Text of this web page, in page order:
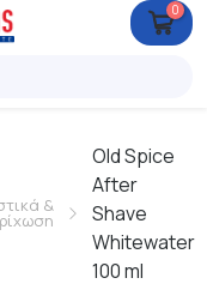
0
&
Old Spice
After
Shave
Whitewater
100 ml